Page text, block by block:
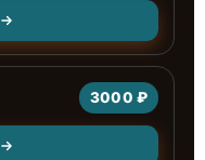
3000 ₽